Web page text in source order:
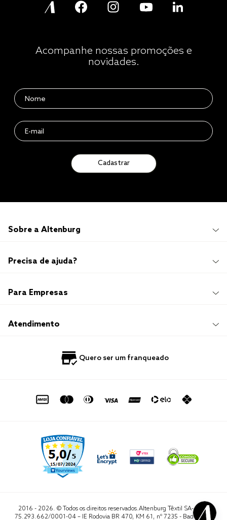
Acompanhe nossas promoções e
novidades.
Cadastrar
Sobre a Altenburg
Institucional
Imprensa
Sustentabilidade
Trabalhe Conosco
Precisa de ajuda?
Promoções e Regulamentos
Compre e Retire em Loja
Política de Privacidade
Para Empresas
Hotelaria
Atendimento
0800 729 1588
sac@altenburg.com.br
Quero ser um franqueado
2016 - 2026. © Todos os direitos reservados.Altenburg Têxtil SA- CNPJ
75.293.662/0001-04 – IE Rodovia BR 470, KM 61, nº 7235 - Badenfurt,